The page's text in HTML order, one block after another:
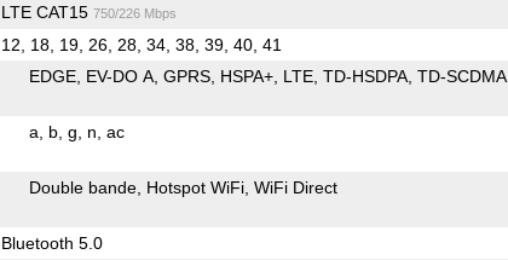
LTE CAT15 750/226 Mbps
12, 18, 19, 26, 28, 34, 38, 39, 40, 41
EDGE EV-DO A GPRS HSPA+ LTE TD-HSDPA TD-SCDMA
a b g n ac
Double bande Hotspot WiFi WiFi Direct
Bluetooth 5.0